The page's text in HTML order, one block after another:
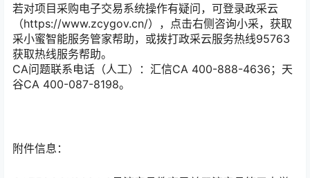
若对项目采购电子交易系统操作有疑问，可登录政采云
（https://www.zcygov.cn/），点击右侧咨询小采，获取
采小蜜智能服务管家帮助，或拨打政采云服务热线95763
获取热线服务帮助。
CA问题联系电话（人工）：汇信CA 400-888-4636；天
谷CA 400-087-8198。
附件信息：